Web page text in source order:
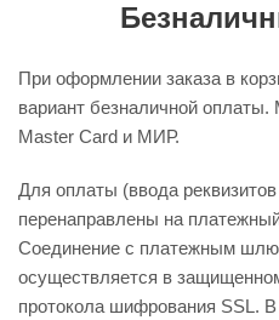
При оформлении заказа в
вариант безналичной
Master Card и МИР.
Для оплаты (ввода
перенаправлены на
Соединение с платежным
осуществляется в
протокола шифрования SSL.